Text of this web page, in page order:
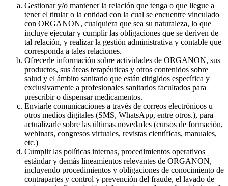
Gestionar y/o mantener la relación que tenga o que llegue a
tener el titular o la entidad con la cual se encuentre vinculado
con ORGANON, cualquiera que sea su naturaleza, lo que
incluye ejecutar y cumplir las obligaciones que se deriven de
tal relación, y realizar la gestión administrativa y contable que
corresponda a tales relaciones.
Ofrecerle información sobre actividades de ORGANON, sus
productos, sus áreas terapéuticas y otros contenidos sobre
salud y el ámbito sanitario que están dirigidos específica y
exclusivamente a profesionales sanitarios facultados para
prescribir o dispensar medicamentos.
Enviarle comunicaciones a través de correos electrónicos u
otros medios digitales (SMS, WhatsApp, entre otros.), para
actualizarle sobre las últimas novedades (cursos de formación,
webinars, congresos virtuales, revistas científicas, manuales,
etc.)
Cumplir las políticas internas, procedimientos operativos
estándar y demás lineamientos relevantes de ORGANON,
incluyendo procedimientos y obligaciones de conocimiento de
contrapartes y control y prevención del fraude, el lavado de